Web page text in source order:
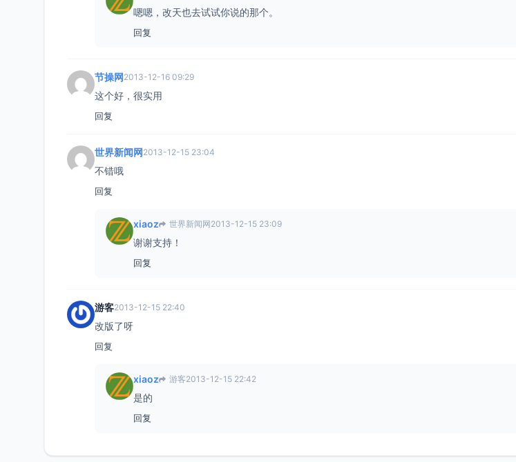
嗯嗯，改天也去试试你说的那个。
回复
节操网2013-12-16 09:29
这个好，很实用
回复
世界新闻网2013-12-15 23:04
不错哦
回复
xiaoz 世界新闻网2013-12-15 23:09
谢谢支持！
回复
游客2013-12-15 22:40
改版了呀
回复
xiaoz 游客2013-12-15 22:42
是的
回复